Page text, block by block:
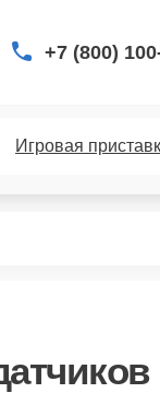
+7 (800)
Игровая